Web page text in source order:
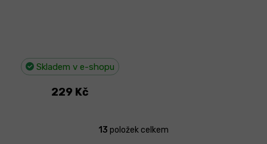
Skladem v e-shopu
229 Kč
O
13 položek celkem